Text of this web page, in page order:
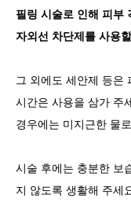
필링 시술로 인해 피부
자외선 차단제를 사용
그 외에도 세안제 등은
시간은 사용을 삼가 주
경우에는 미지근한 물
시술 후에는 충분한 보
지 않도록 생활해 주세